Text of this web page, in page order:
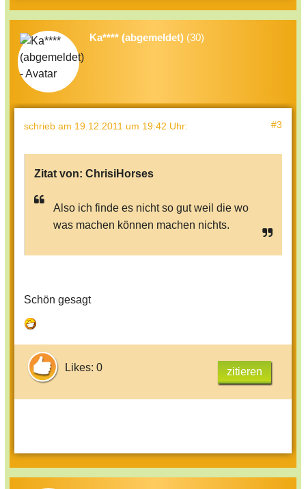
Ka**** (abgemeldet) (30)
schrieb am 19.12.2011 um 19:42 Uhr: #3
Zitat von: ChrisiHorses
Also ich finde es nicht so gut weil die wo
was machen können machen nichts.
Schön gesagt
Likes: 0 zitieren